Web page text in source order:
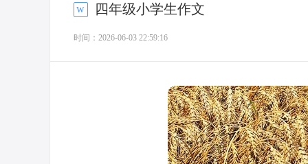
四年级小学生作文
时间：2026-06-03 22:59:16